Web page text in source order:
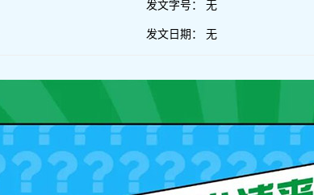
发文字号： 无
发文日期： 无